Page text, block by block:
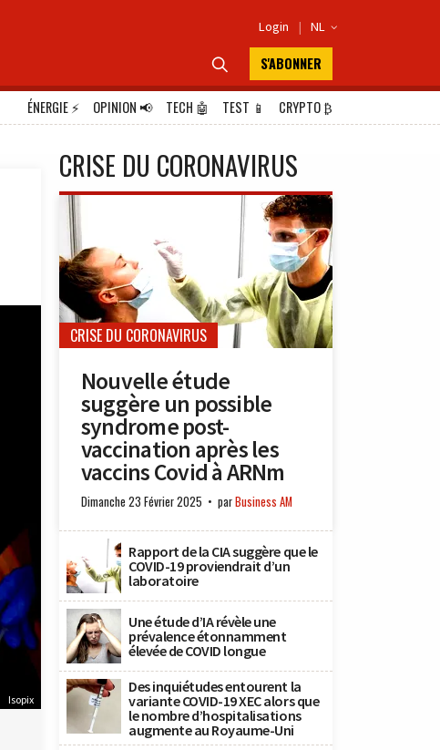
Login | NL 
 S'ABONNER
ÉNERGIE⚡ OPINION📢 TECH 🤖 TEST 📱 CRYPTO₿
Isopix
CRISE DU CORONAVIRUS
CRISE DU CORONAVIRUS
Nouvelle étude
suggère un possible
syndrome post-
vaccination après les
vaccins Covid à ARNm
Dimanche 23 Février 2025 parBusiness AM
Rapport de la CIA suggère que le
COVID-19 proviendrait d’un
laboratoire
Une étude d’IA révèle une
prévalence étonnamment
élevée de COVID longue
Des inquiétudes entourent la
variante COVID-19 XEC alors que
le nombre d’hospitalisations
augmente au Royaume-Uni